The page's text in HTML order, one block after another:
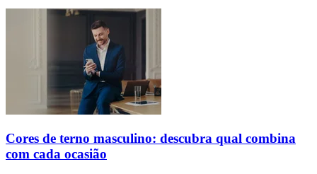
Cores de terno masculino: descubra qual combina
com cada ocasião